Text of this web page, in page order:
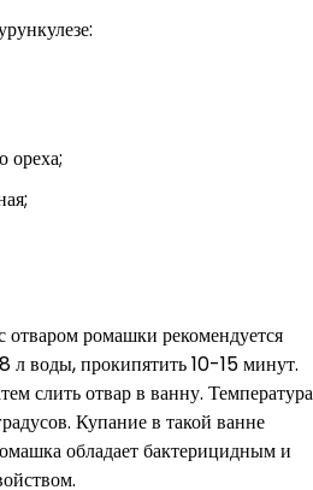
ореха;
ромашки рекомендуется
л воды, прокипятить 10-15 минут.
слить отвар в ванну. Температура
Купание в такой ванне
обладает бактерицидным и